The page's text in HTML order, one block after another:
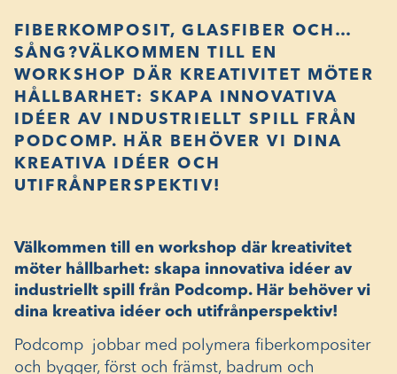
FIBERKOMPOSIT, GLASFIBER OCH…
SÅNG?VÄLKOMMEN TILL EN
WORKSHOP DÄR KREATIVITET MÖTER
HÅLLBARHET: SKAPA INNOVATIVA
IDÉER AV INDUSTRIELLT SPILL FRÅN
PODCOMP. HÄR BEHÖVER VI DINA
KREATIVA IDÉER OCH
UTIFRÅNPERSPEKTIV!
Välkommen till en workshop där kreativitet
möter hållbarhet: skapa innovativa idéer av
industriellt spill från Podcomp. Här behöver vi
dina kreativa idéer och utifrånperspektiv!
Podcomp jobbar med polymera fiberkompositer
och bygger, först och främst, badrum och